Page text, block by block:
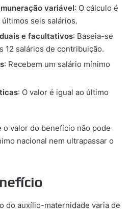
variável: O cálculo é
seis salários.
e facultativos: Baseia-se
12 salários de contribuição.
: Recebem um salário mínimo
: O valor é igual ao último
valor do benefício não pode
nacional nem ultrapassar o
do auxílio-maternidade varia de